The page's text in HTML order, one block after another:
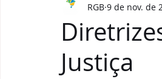
GOVERNANÇA
PODCAST VÍDEOS
Justiça
RGB 9 de nov. de